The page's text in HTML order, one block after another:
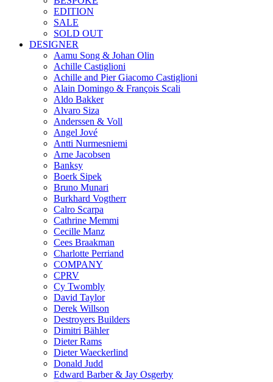
EDITION
SALE
SOLD OUT
DESIGNER
Aamu Song & Johan Olin
Achille Castiglioni
Achille and Pier Giacomo Castiglioni
Alain Domingo & François Scali
Aldo Bakker
Alvaro Siza
Anderssen & Voll
Angel Jové
Antti Nurmesniemi
Arne Jacobsen
Banksy
Boerk Sipek
Bruno Munari
Burkhard Vogtherr
Calro Scarpa
Cathrine Memmi
Cecille Manz
Cees Braakman
Charlotte Perriand
COMPANY
CPRV
Cy Twombly
David Taylor
Derek Willson
Destroyers Builders
Dimitri Bähler
Dieter Rams
Dieter Waeckerlind
Donald Judd
Edward Barber & Jay Osgerby